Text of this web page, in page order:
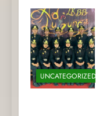
UNCATEGORIZED